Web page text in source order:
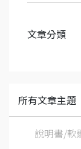
文章分類
所有文章主題
說明書/軟